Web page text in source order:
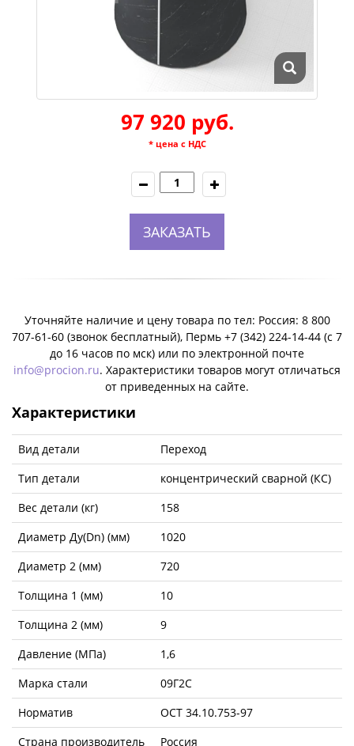
97 920 руб.
* цена с НДС
ЗАКАЗАТЬ
Уточняйте наличие и цену товара по тел: Россия: 8 800
707-61-60 (звонок бесплатный), Пермь +7 (342) 224-14-44 (c 7
до 16 часов по мск) или по электронной почте
info@procion.ru. Характеристики товаров могут отличаться
от приведенных на сайте.
Характеристики
Вид детали
Переход
Тип детали
концентрический сварной (КС)
Вес детали (кг)
158
Диаметр Ду(Dn) (мм)
1020
Диаметр 2 (мм)
720
Толщина 1 (мм)
10
Толщина 2 (мм)
9
Давление (МПа)
1,6
Марка стали
09Г2С
Норматив
ОСТ 34.10.753-97
Страна производитель
Россия